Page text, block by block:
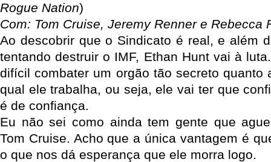
Rogue Nation)
Com: Tom Cruise, Jeremy Renner e Rebecca
Ao descobrir que o Sindicato é real, e além
tentando destruir o IMF, Ethan Hunt vai à
difícil combater um orgão tão secreto quanto
qual ele trabalha, ou seja, ele vai ter que
é de confiança.
Eu não sei como ainda tem gente que
Tom Cruise. Acho que a única vantagem é
o que nos dá esperança que ele morra logo.